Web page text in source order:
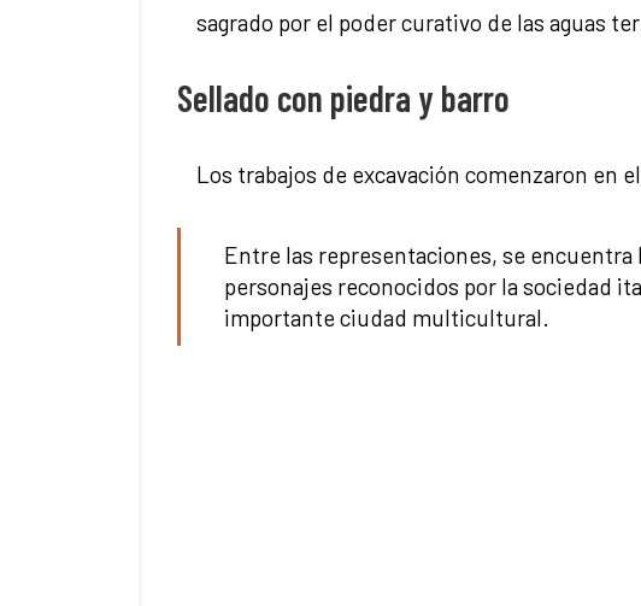
sagrado por el poder curativo de las aguas
Sellado con piedra y barro
Los trabajos de excavación comenzaron en
Entre las representaciones, se
personajes reconocidos por la sociedad
importante ciudad multicultural.